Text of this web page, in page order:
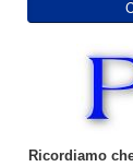
Ricordiamo